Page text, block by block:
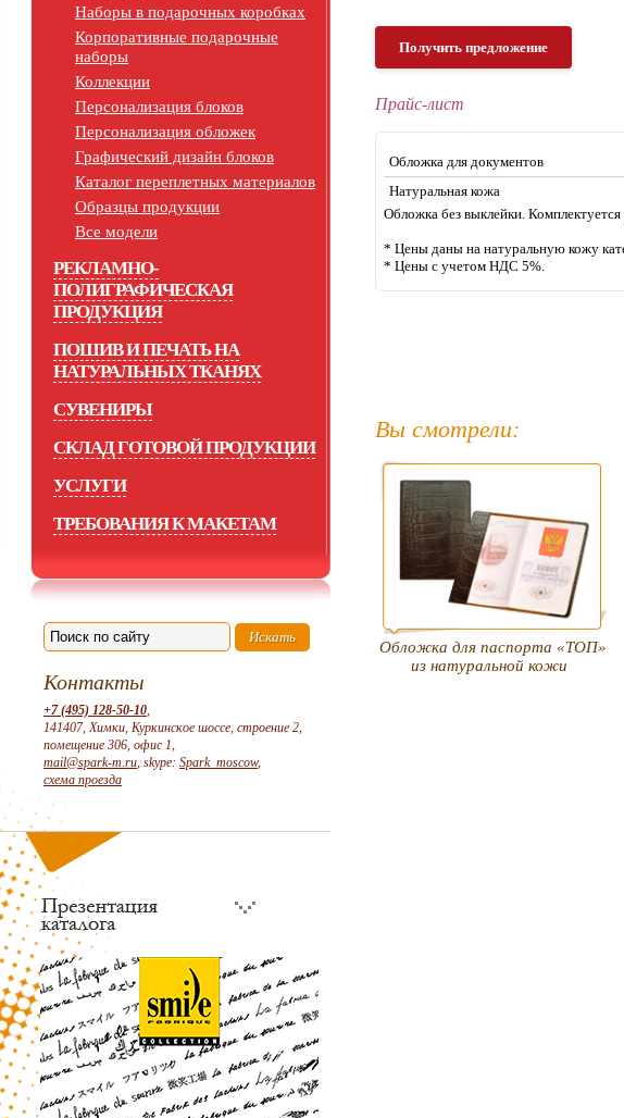
Наборы в подарочных коробках
Корпоративные подарочные
наборы
Коллекции
Персонализация блоков
Персонализация обложек
Графический дизайн блоков
Каталог переплетных материалов
Образцы продукции
Все модели
РЕКЛАМНО-
ПОЛИГРАФИЧЕСКАЯ
ПРОДУКЦИЯ
ПОШИВ И ПЕЧАТЬ НА
НАТУРАЛЬНЫХ ТКАНЯХ
СУВЕНИРЫ
СКЛАД ГОТОВОЙ ПРОДУКЦИИ
УСЛУГИ
ТРЕБОВАНИЯ К МАКЕТАМ
Контакты
+7 (495) 128-50-10,
141407, Химки, Куркинское шоссе, строение 2,
помещение 306, офис 1,
mail@spark-m.ru, skype: Spark_moscow,
схема проезда
Получить предложение
Прайс-лист
Обложка для документов
Натуральная кожа
Обложка без выклейки.
* Цены даны на натуральную кожу
* Цены с учетом НДС 5%.
Вы смотрели:
Обложка для паспорта «ТОП»
из натуральной кожи